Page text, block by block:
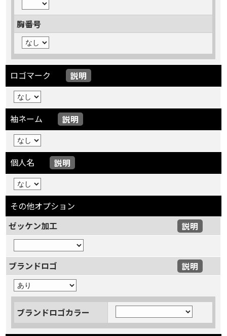
胸番号
ロゴマーク 説明
袖ネーム 説明
個人名 説明
その他オプション
ゼッケン加工
説明
ブランドロゴ 説明
ブランドロゴカラー